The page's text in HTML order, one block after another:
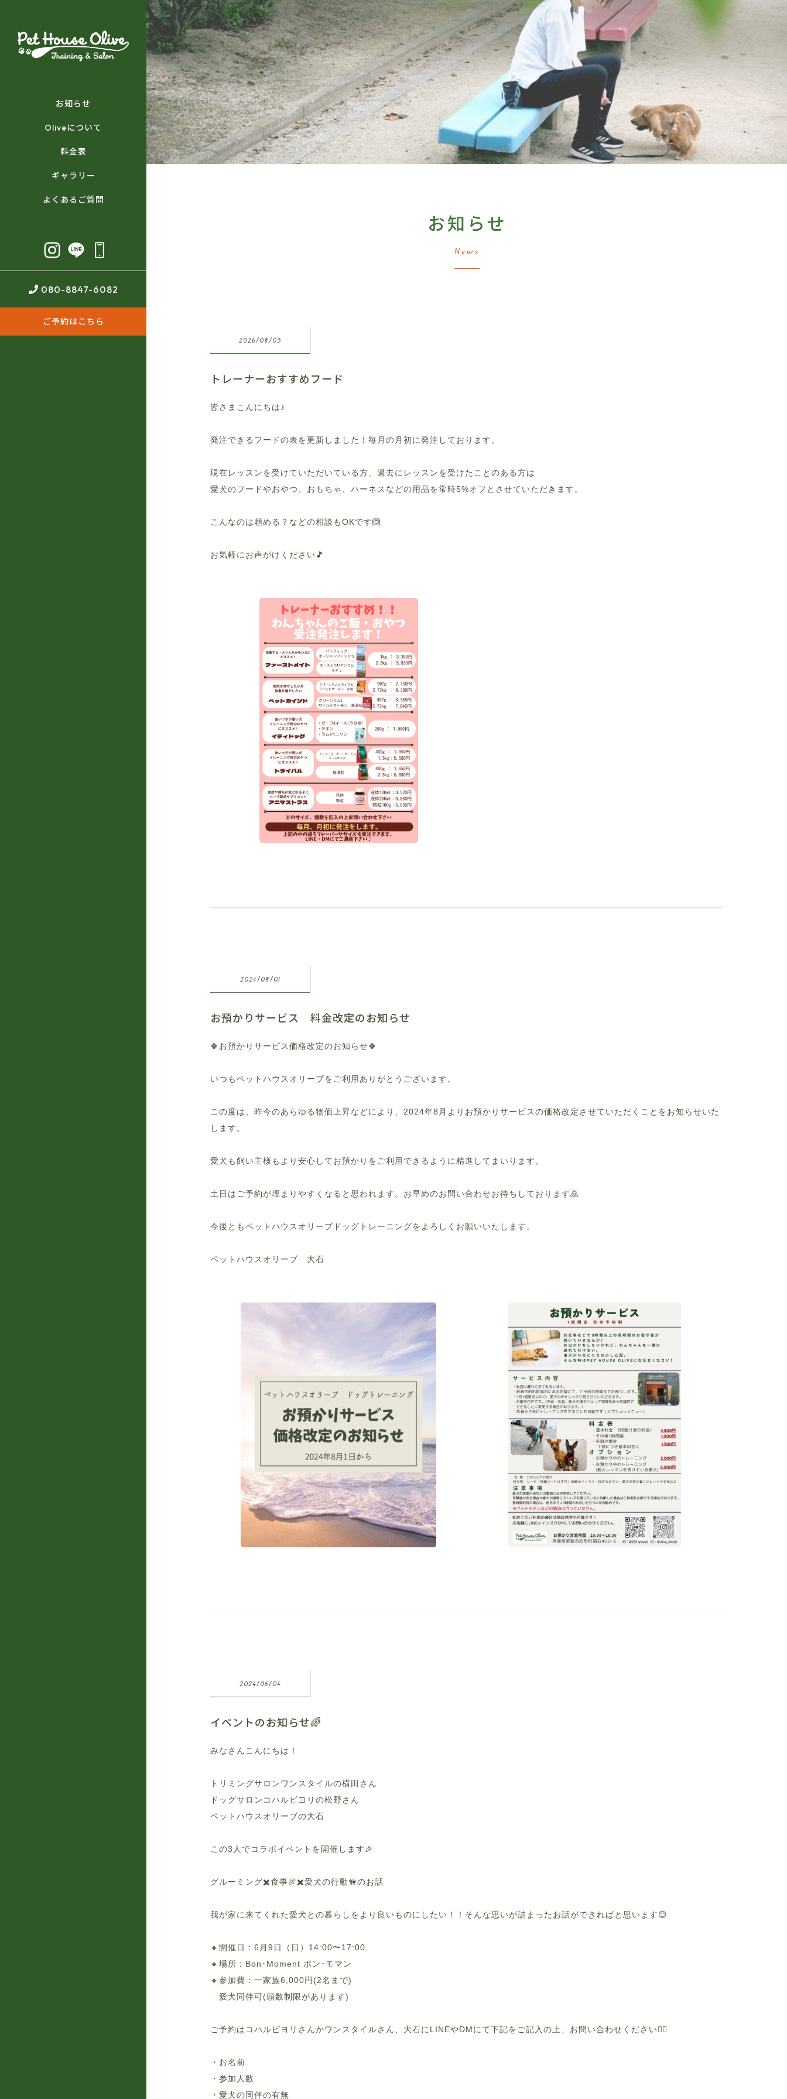
お知らせ
Oliveについて
料金表
ギャラリー
よくあるご質問
080-8847-6082
ご予約はこちら
お知らせ
News
2026/08/03
トレーナーおすすめフード
皆さまこんにちは♪
発注できるフードの表を更新しました！毎月の月初に発注しております。
現在レッスンを受けていただいている方、過去にレッスンを受けたことのある方は
愛犬のフードやおやつ、おもちゃ、ハーネスなどの用品を常時5%オフとさせていただきます。
こんなのは頼める？などの相談もOKです🙆
お気軽にお声がけください🎵
2024/08/01
お預かりサービス 料金改定のお知らせ
🍀お預かりサービス価格改定のお知らせ🍀
いつもペットハウスオリーブをご利用ありがとうございます。
この度は、昨今のあらゆる物価上昇などにより、2024年8月よりお預かりサービスの価格改定させていただくことをお知らせいた
します。
愛犬も飼い主様もより安心してお預かりをご利用できるように精進してまいります。
土日はご予約が埋まりやすくなると思われます。お早めのお問い合わせお待ちしております🙇
今後ともペットハウスオリーブドッグトレーニングをよろしくお願いいたします。
ペットハウスオリーブ 大石
2024/06/04
イベントのお知らせ🌈
みなさんこんにちは！
トリミングサロンワンスタイルの横田さん
ドッグサロンコハルビヨリの松野さん
ペットハウスオリーブの大石
この3人でコラボイベントを開催します🎉
グルーミング✖️食事🍖✖️愛犬の行動🦮のお話
我が家に来てくれた愛犬との暮らしをより良いものにしたい！！そんな思いが詰まったお話ができればと思います😊
🔸開催日：6月9日（日）14:00〜17:00
🔸場所：Bon･Moment ボン･モマン
🔸参加費：一家族6,000円(2名まで)
愛犬同伴可(頭数制限があります)
ご予約はコハルビヨリさんかワンスタイルさん、大石にLINEやDMにて下記をご記入の上、お問い合わせください❤️‍🔥
・お名前
・参加人数
・愛犬の同伴の有無